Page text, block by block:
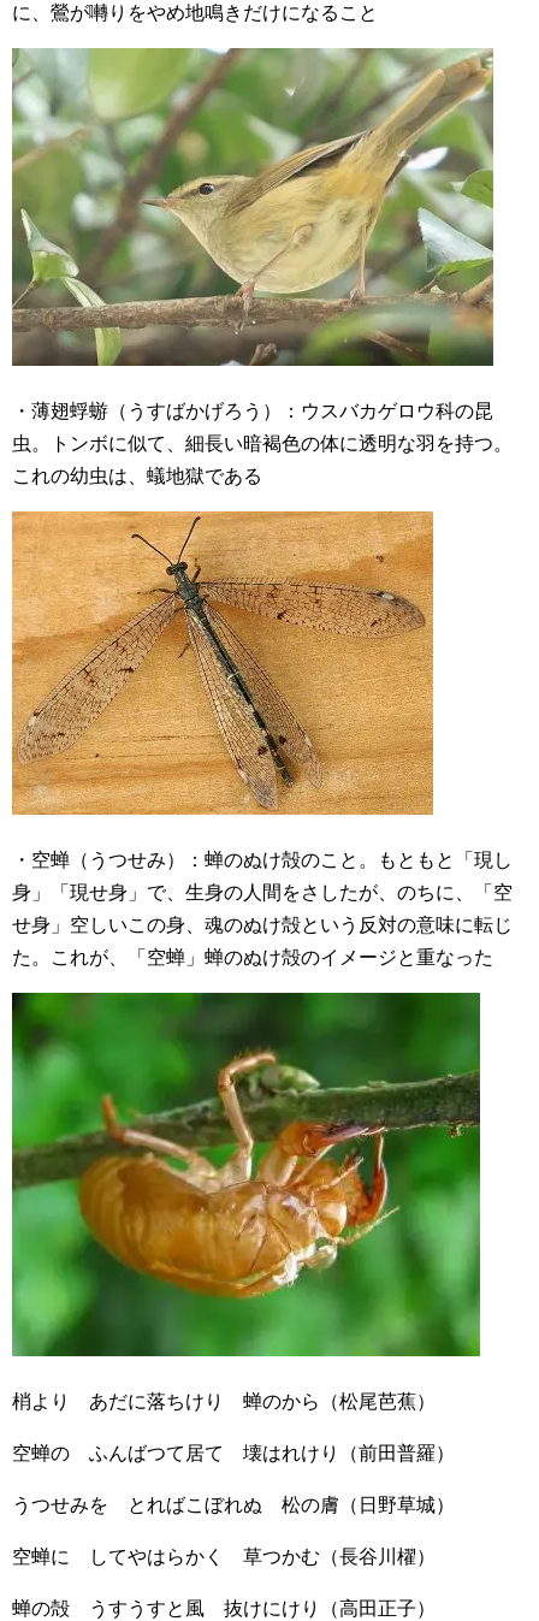
に、鶯が囀りをやめ地鳴きだけになること
・薄翅蜉蝣（うすばかげろう）：ウスバカゲロウ科の昆
虫。トンボに似て、細長い暗褐色の体に透明な羽を持つ。
これの幼虫は、蟻地獄である
・空蝉（うつせみ）：蝉のぬけ殻のこと。もともと「現し
身」「現せ身」で、生身の人間をさしたが、のちに、「空
せ身」空しいこの身、魂のぬけ殻という反対の意味に転じ
た。これが、「空蝉」蝉のぬけ殻のイメージと重なった
梢より あだに落ちけり 蝉のから（松尾芭蕉）
空蝉の ふんばつて居て 壊はれけり（前田普羅）
うつせみを とればこぼれぬ 松の膚（日野草城）
空蝉に してやはらかく 草つかむ（長谷川櫂）
蝉の殻 うすうすと風 抜けにけり（高田正子）